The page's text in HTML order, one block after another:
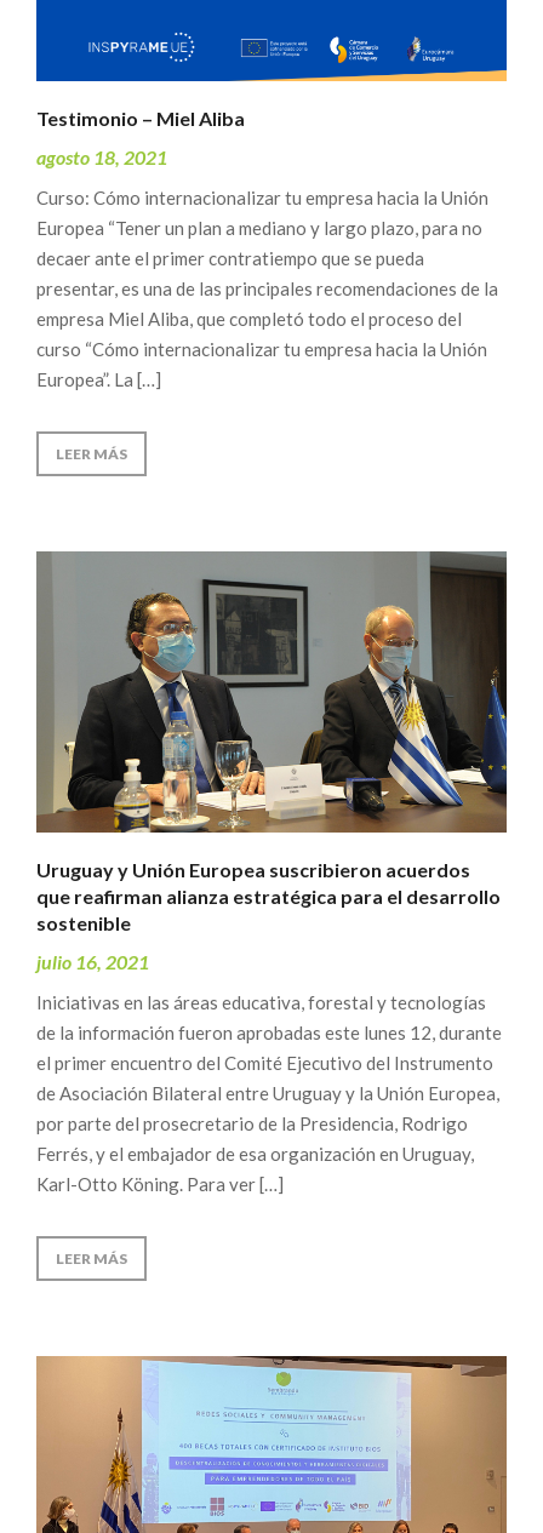
Testimonio – Miel Aliba
agosto 18, 2021
Curso: Cómo internacionalizar tu empresa hacia la Unión
Europea “Tener un plan a mediano y largo plazo, para no
decaer ante el primer contratiempo que se pueda
presentar, es una de las principales recomendaciones de la
empresa Miel Aliba, que completó todo el proceso del
curso “Cómo internacionalizar tu empresa hacia la Unión
Europea”. La […]
LEER MÁS
Uruguay y Unión Europea suscribieron acuerdos
que reafirman alianza estratégica para el desarrollo
sostenible
julio 16, 2021
Iniciativas en las áreas educativa, forestal y tecnologías
de la información fueron aprobadas este lunes 12, durante
el primer encuentro del Comité Ejecutivo del Instrumento
de Asociación Bilateral entre Uruguay y la Unión Europea,
por parte del prosecretario de la Presidencia, Rodrigo
Ferrés, y el embajador de esa organización en Uruguay,
Karl-Otto Köning. Para ver […]
LEER MÁS